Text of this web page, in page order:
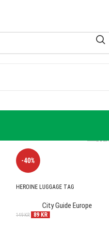
-40%
HEROINE LUGGAGE TAG
City Guide Europe
149KR 89 KR